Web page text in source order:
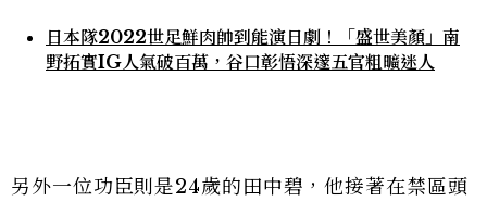
日本隊2022世足鮮肉帥到能演日劇！「盛世美顏」南
野拓實IG人氣破百萬，谷口彰悟深邃五官粗曠迷人
另外一位功臣則是24歲的田中碧，他接著在禁區頭